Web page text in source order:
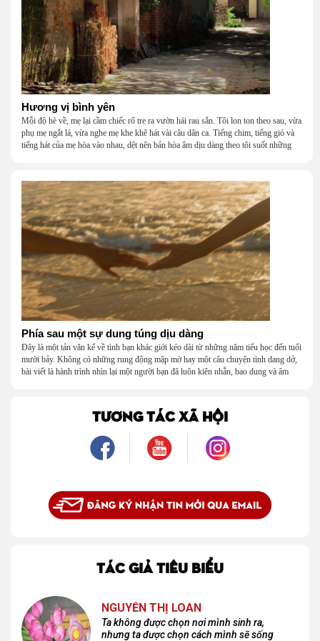
Hương vị bình yên
Mỗi độ hè về, mẹ lại cầm chiếc rổ tre ra vườn hái rau sắn. Tôi lon ton theo sau, vừa
phụ mẹ ngắt lá, vừa nghe mẹ khe khẽ hát vài câu dân ca. Tiếng chim, tiếng gió và
tiếng hát của mẹ hòa vào nhau, dệt nên bản hòa âm dịu dàng theo tôi suốt những
Phía sau một sự dung túng dịu dàng
Đây là một tản văn kể về tình bạn khác giới kéo dài từ những năm tiểu học đến tuổi
mười bảy. Không có những rung động mập mờ hay một câu chuyện tình dang dở,
bài viết là hành trình nhìn lại một người bạn đã luôn kiên nhẫn, bao dung và âm
là một mối tình, mà là một người luôn cho tôi quyền được là chính mình.
TƯƠNG TÁC XÃ HỘI
TÁC GIẢ TIÊU BIỂU
NGUYỄN THỊ LOAN
Ta không được chọn nơi mình sinh ra,
nhưng ta được chọn cách mình sẽ sống